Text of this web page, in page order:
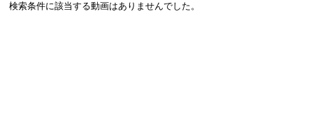
検索条件に該当する動画はありませんでした。